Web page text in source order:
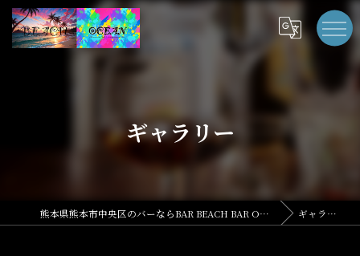
ギャラリー
熊本県熊本市中央区のバーならBAR BEACH BAR OCEAN ギャラリー